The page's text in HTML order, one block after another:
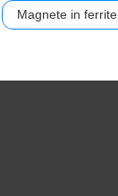
Magnete in ferrite